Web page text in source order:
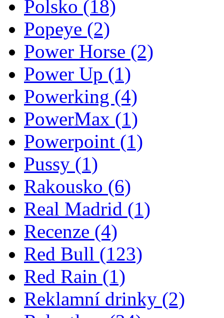
Polsko (18)
Popeye (2)
Power Horse (2)
Power Up (1)
Powerking (4)
PowerMax (1)
Powerpoint (1)
Pussy (1)
Rakousko (6)
Real Madrid (1)
Recenze (4)
Red Bull (123)
Red Rain (1)
Reklamní drinky (2)